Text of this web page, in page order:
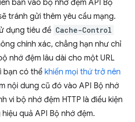
bản vào bộ nhớ đệm API Bộ
tránh gửi thêm yêu cầu mạng.
dụng tiêu đề Cache-Control
chính xác, chẳng hạn như chỉ
nhớ đệm lâu dài cho một URL
bạn có thể khiến mọi thứ trở nên
nội dung cũ đó vào API Bộ nhớ
vi bộ nhớ đệm HTTP là điều kiện
quả API Bộ nhớ đệm.